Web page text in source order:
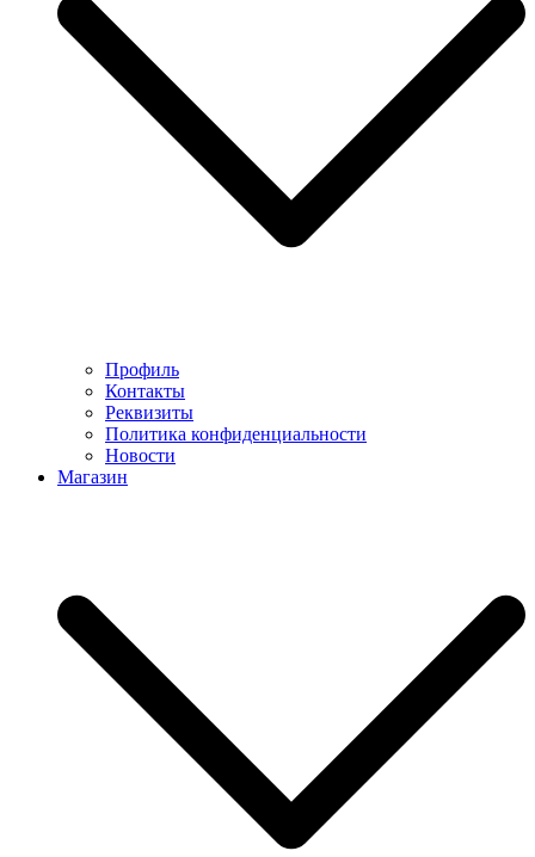
Профиль
Контакты
Реквизиты
Политика конфиденциальности
Новости
Магазин